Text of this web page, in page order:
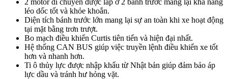
léo dốc tốt và khỏe khoắn.
Diện tích bánh trước lớn mang lại sự an toàn khi xe hoạt động
tại mặt bằng trơn trượt.
Bo mạch điều khiển Curtis tiên tiến và hiện đại nhất.
Hệ thống CAN BUS giúp việc truyền lệnh điều khiển xe tốt
hơn và nhanh hơn.
Ti ô thủy lực được nhập khẩu từ Nhật bản giúp đảm bảo áp
lực dầu và tránh hư hỏng vặt.